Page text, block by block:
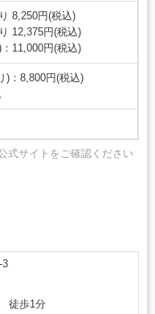
円(税込)
12,375円(税込)
11,000円(税込)
)：8,800円(税込)
式サイトをご確認ください
3
徒歩1分